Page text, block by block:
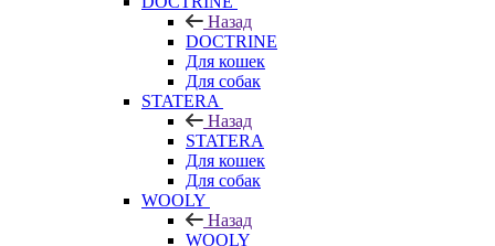
Назад
DOCTRINE
Для кошек
Для собак
STATERA
Назад
STATERA
Для кошек
Для собак
WOOLY
Назад
WOOLY